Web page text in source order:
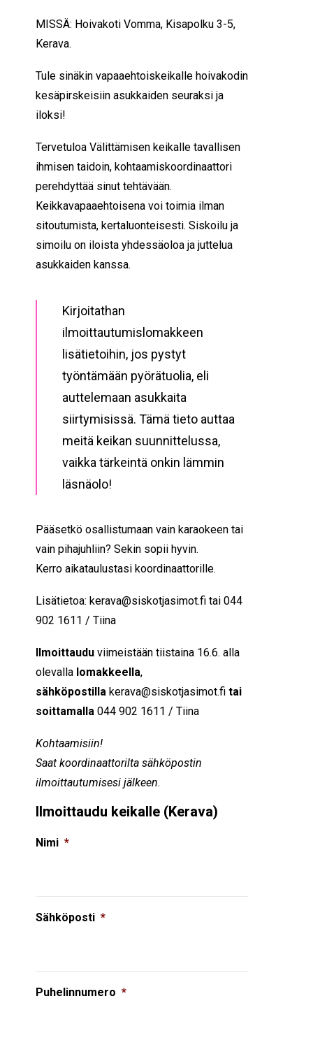
MISSÄ: Hoivakoti Vomma, Kisapolku 3-5,
Kerava.
Tule sinäkin vapaaehtoiskeikalle hoivakodin
kesäpirskeisiin asukkaiden seuraksi ja
iloksi!
Tervetuloa Välittämisen keikalle tavallisen
ihmisen taidoin, kohtaamiskoordinaattori
perehdyttää sinut tehtävään.
Keikkavapaaehtoisena voi toimia ilman
sitoutumista, kertaluonteisesti. Siskoilu ja
simoilu on iloista yhdessäoloa ja juttelua
asukkaiden kanssa.
Kirjoitathan
ilmoittautumislomakkeen
lisätietoihin, jos pystyt
työntämään pyörätuolia, eli
auttelemaan asukkaita
siirtymisissä. Tämä tieto auttaa
meitä keikan suunnittelussa,
vaikka tärkeintä onkin lämmin
läsnäolo!
Pääsetkö osallistumaan vain karaokeen tai
vain pihajuhliin? Sekin sopii hyvin.
Kerro aikataulustasi koordinaattorille.
Lisätietoa: kerava@siskotjasimot.fi tai 044
902 1611 / Tiina
Ilmoittaudu viimeistään tiistaina 16.6. alla
olevalla lomakkeella,
sähköpostilla kerava@siskotjasimot.fi tai
soittamalla 044 902 1611 / Tiina
Kohtaamisiin!
Saat koordinaattorilta sähköpostin
ilmoittautumisesi jälkeen.
Ilmoittaudu keikalle (Kerava)
Nimi *
Sähköposti *
Puhelinnumero *